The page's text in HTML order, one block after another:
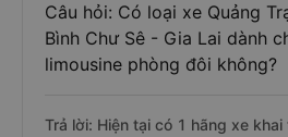
Câu hỏi: Có loại xe Quảng
Bình Chư Sê - Gia Lai dành
limousine phòng đôi không?
Trả lời: Hiện tại có 1 hãng xe